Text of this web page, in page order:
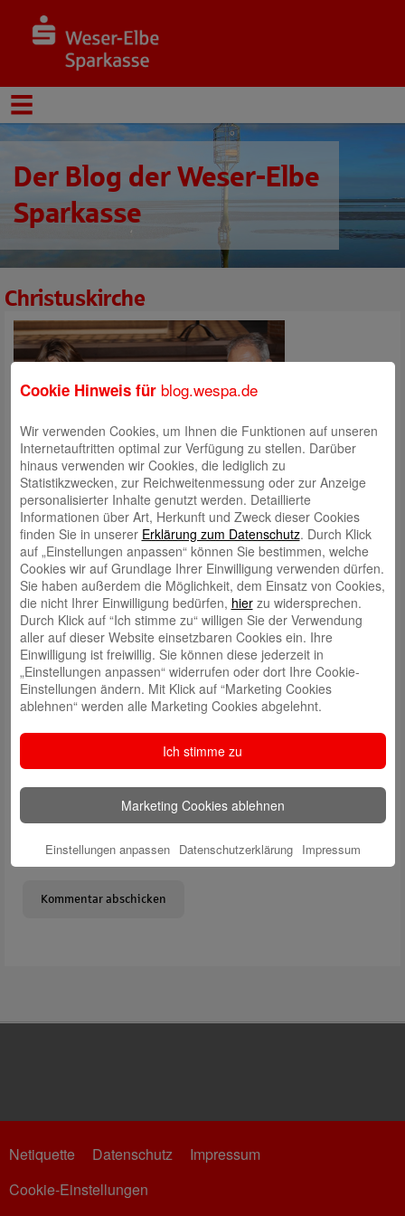
Der Blog der Weser-Elbe
Sparkasse
Christuskirche
Schreibe einen Kommentar
Deine E-Mail-Adresse wird nicht veröffentlicht. Erforderliche Felder
sind mit*markiert
Meinen Namen, meine E-Mail-Adresse und meine Website in
diesem Browser für die nächste Kommentierung speichern.
Netiquette Datenschutz
Impressum
Cookie-Einstellungen
Cookie Hinweis für blog.wespa.de
Wir verwenden Cookies, um Ihnen die Funktionen auf unseren
Internetauftritten optimal zur Verfügung zu stellen. Darüber
hinaus verwenden wir Cookies, die lediglich zu
Statistikzwecken, zur Reichweitenmessung oder zur Anzeige
personalisierter Inhalte genutzt werden. Detaillierte
Informationen über Art, Herkunft und Zweck dieser Cookies
finden Sie in unserer Erklärung zum Datenschutz. Durch Klick
auf „Einstellungen anpassen“ können Sie bestimmen, welche
Cookies wir auf Grundlage Ihrer Einwilligung verwenden dürfen.
Sie haben außerdem die Möglichkeit, dem Einsatz von Cookies,
die nicht Ihrer Einwilligung bedürfen, hierzu widersprechen.
Durch Klick auf “Ich stimme zu“ willigen Sie der Verwendung
aller auf dieser Website einsetzbaren Cookies ein. Ihre
Einwilligung ist freiwillig. Sie können diese jederzeit in
„Einstellungen anpassen“ widerrufen oder dort Ihre Cookie-
Einstellungen ändern. Mit Klick auf “Marketing Cookies
ablehnen“ werden alle Marketing Cookies abgelehnt.
Ich stimme zu
Marketing Cookies ablehnen
Einstellungen anpassen Datenschutzerklärung Impressum